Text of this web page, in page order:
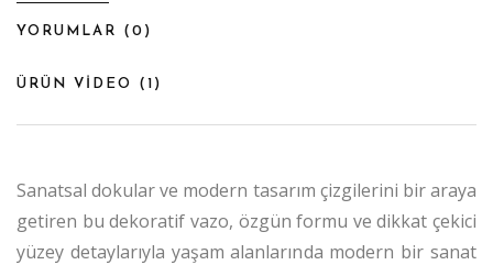
YORUMLAR ( 0 )
ÜRÜN VİDEO ( 1 )
Sanatsal dokular ve modern tasarım çizgilerini bir araya
getiren bu dekoratif vazo, özgün formu ve dikkat çekici
yüzey detaylarıyla yaşam alanlarında modern bir sanat